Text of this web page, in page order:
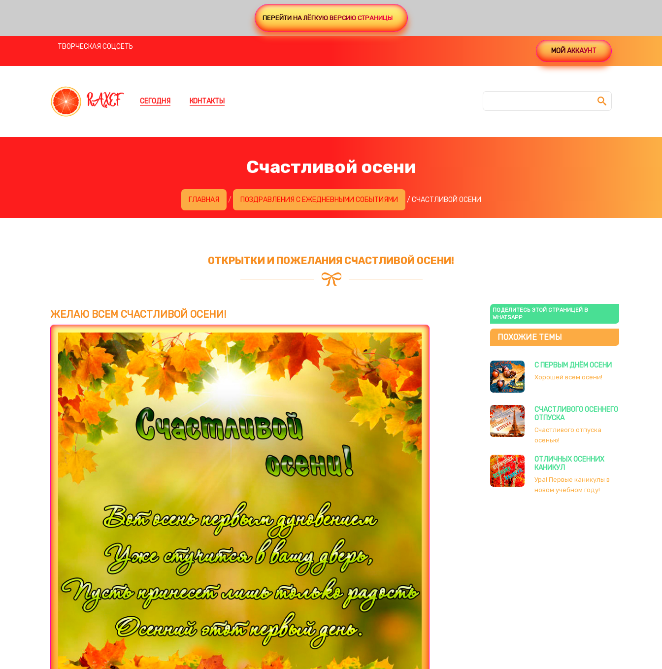
ПЕРЕЙТИ НА ЛЁГКУЮ ВЕРСИЮ СТРАНИЦЫ
ТВОРЧЕСКАЯ СОЦСЕТЬ
МОЙ АККАУНТ
RAXEF СЕГОДНЯ КОНТАКТЫ
Счастливой осени
ГЛАВНАЯ / ПОЗДРАВЛЕНИЯ С ЕЖЕДНЕВНЫМИ СОБЫТИЯМИ / СЧАСТЛИВОЙ ОСЕНИ
ОТКРЫТКИ И ПОЖЕЛАНИЯ СЧАСТЛИВОЙ ОСЕНИ!
ЖЕЛАЮ ВСЕМ СЧАСТЛИВОЙ ОСЕНИ!
Загрузка картинки...
ПОДЕЛИТЕСЬ ЭТОЙ СТРАНИЦЕЙ В
WHATSAPP
ПОХОЖИЕ ТЕМЫ
С ПЕРВЫМ ДНЁМ ОСЕНИ
Хорошей всем осени!
СЧАСТЛИВОГО ОСЕННЕГО
ОТПУСКА
Счастливого отпуска
осенью!
ОТЛИЧНЫХ ОСЕННИХ
КАНИКУЛ
Ура! Первые каникулы в
новом учебном году!